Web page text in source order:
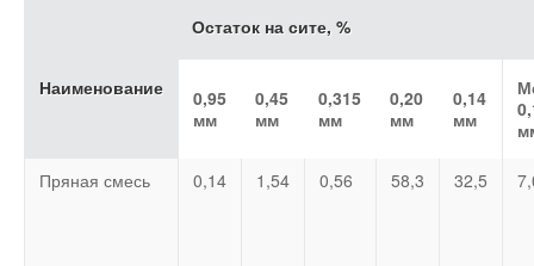
Наименование
Остаток на сите, %
0,95
мм
0,45
мм
0,315
мм
0,20
мм
0,14
мм
Пряная смесь 0,14 1,54 0,56 58,3 32,5